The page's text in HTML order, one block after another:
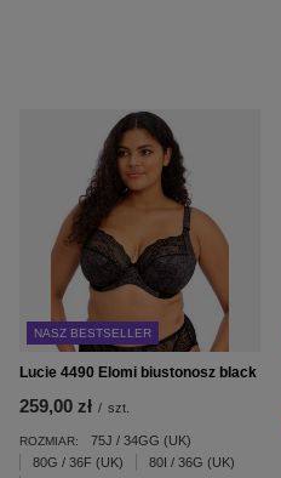
NASZ BESTSELLER
Lucie 4490 Elomi biustonosz black
259,00 zł / szt.
ROZMIAR:
75J / 34GG (UK)
80G / 36F (UK)
80I / 36G (UK)